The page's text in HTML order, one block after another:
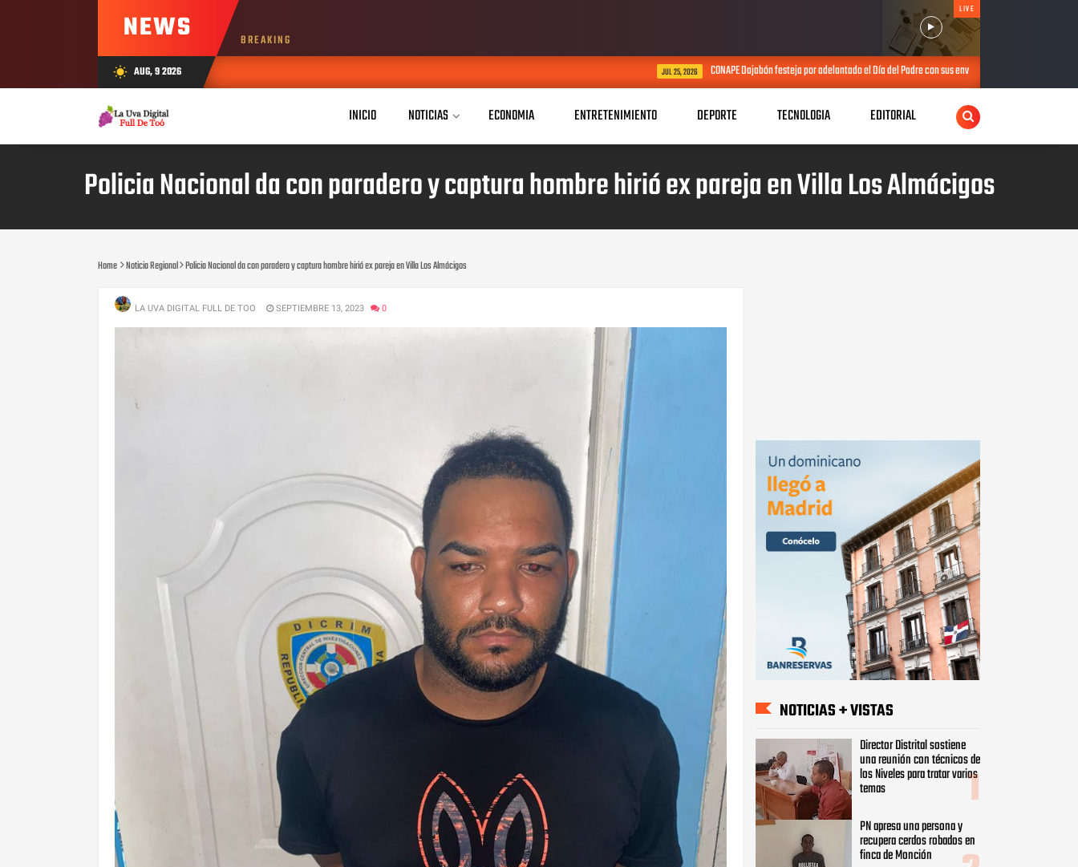
NEWS BREAKING
LIVE
wb_sunny AUG, 9 2026 CONAPE Dajabón festeja por adelantado el Día del Padre con sus envejecientes JUL 25, 2026
INICIO NOTICIAS ECONOMIA ENTRETENIMIENTO DEPORTE TECNOLOGIA EDITORIAL
Policia Nacional da con paradero y captura hombre hirió ex pareja en Villa Los Almácigos
Home Noticia Regional Policia Nacional da con paradero y captura hombre hirió ex pareja en Villa Los Almácigos
LA UVA DIGITAL FULL DE TOO SEPTIEMBRE 13, 2023 0
NOTICIAS + VISTAS
Director Distrital sostiene
una reunión con técnicos de
los Niveles para tratar varios
temas
PN apresa una persona y
recupera cerdos robados en
finca de Monción